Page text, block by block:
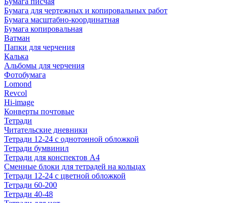
Бумага для чертежных и копировальных работ
Бумага масштабно-координатная
Бумага копировальная
Ватман
Папки для черчения
Калька
Альбомы для черчения
Фотобумага
Lomond
Revcol
Hi-image
Конверты почтовые
Тетради
Читательские дневники
Тетради 12-24 с однотонной обложкой
Тетради бумвинил
Тетради для конспектов А4
Сменные блоки для тетрадей на кольцах
Тетради 12-24 с цветной обложкой
Тетради 60-200
Тетради 40-48